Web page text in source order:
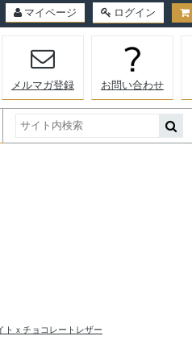
マイページ ログイン
メルマガ登録 お問い合わせ
トｘチョコレートレザー